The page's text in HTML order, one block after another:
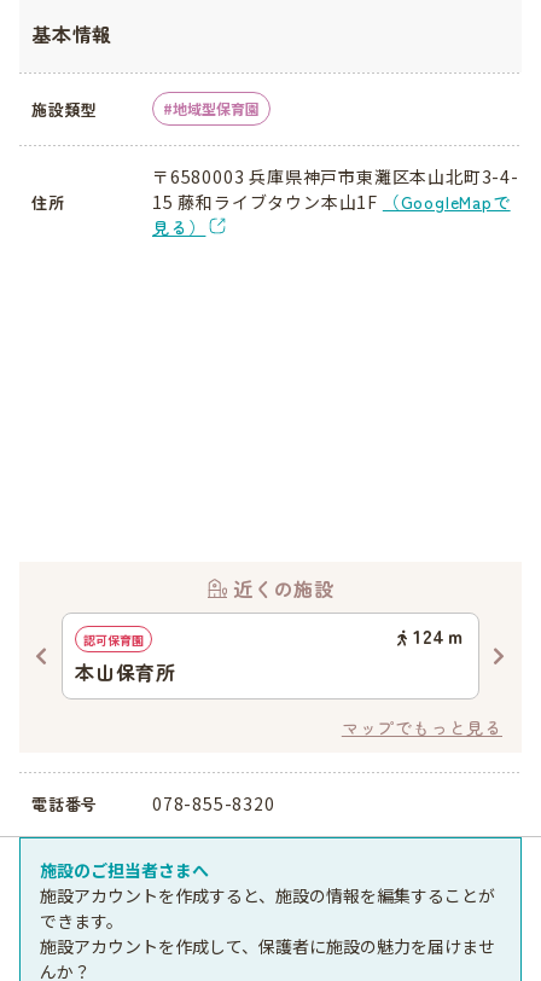
基本情報
施設類型 地域型保育園
住所
〒6580003 兵庫県神戸市東灘区本山北町3-4-
15 藤和ライブタウン本山1F
（GoogleMapで
見る）
近くの施設
認可保育園 124 ｍ
本山保育所
マップでもっと見る
電話番号 078-855-8320
施設のご担当者さまへ
施設アカウントを作成すると、施設の情報を編集することが
できます。
施設アカウントを作成して、保護者に施設の魅力を届けませ
んか？